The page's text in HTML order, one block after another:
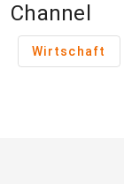
Channel
Wirtschaft